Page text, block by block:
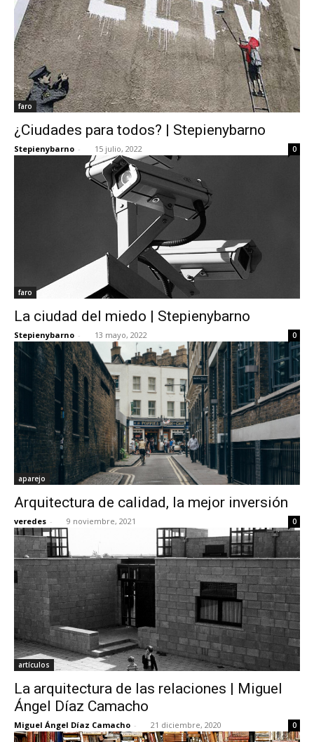
faro
¿Ciudades para todos? | Stepienybarno
Stepienybarno - 15 julio, 2022 0
faro
La ciudad del miedo | Stepienybarno
Stepienybarno - 13 mayo, 2022 0
aparejo
Arquitectura de calidad, la mejor inversión
veredes - 9 noviembre, 2021 0
artículos
La arquitectura de las relaciones | Miguel
Ángel Díaz Camacho
Miguel Ángel Díaz Camacho - 21 diciembre, 2020 0